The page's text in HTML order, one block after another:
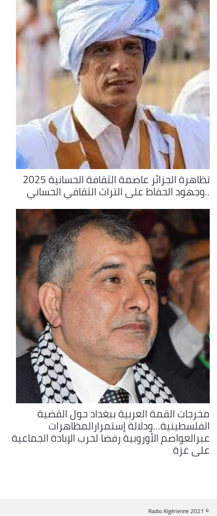
تظاهرة الجزائر عاصمة الثقافة الحسانية 2025
..وجهود الحفاظ على التراث الثقافي الحساني
مخرجات القمة العربية ببغداد حول القضية
الفلسطينية...ودلالة إستمرارالمظاهرات
عبرالعواصم الأوروبية رفضا لحرب الإبادة الجماعية
على غزة
© Radio Algérienne 2021